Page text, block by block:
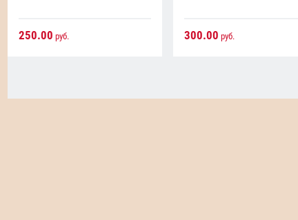
250.00 руб. 300.00 руб.